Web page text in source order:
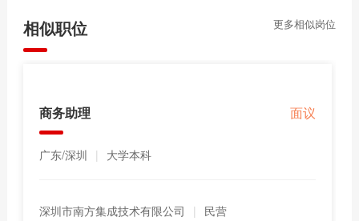
更多相似岗位
相似职位
面议
商务助理
广东/深圳 | 大学本科
深圳市南方集成技术有限公司 | 民营